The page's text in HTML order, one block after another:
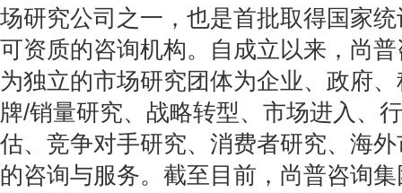
场研究公司之一，也是首批取得国家
可资质的咨询机构。自成立以来，尚
为独立的市场研究团体为企业、政府
牌/销量研究、战略转型、市场进入、
估、竞争对手研究、消费者研究、海
的咨询与服务。截至目前，尚普咨询